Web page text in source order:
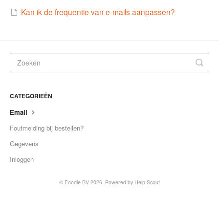
Contact
Kan ik de frequentie van e-mails aanpassen?
CATEGORIEËN
Email
Foutmelding bij bestellen?
Gegevens
Inloggen
© Foodie BV 2026. Powered by Help Scout